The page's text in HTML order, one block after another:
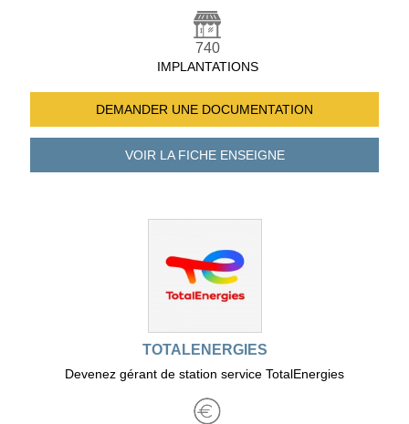
740
IMPLANTATIONS
DEMANDER UNE DOCUMENTATION
VOIR LA FICHEENSEIGNE
TOTALENERGIES
Devenez gérant de station service TotalEnergies